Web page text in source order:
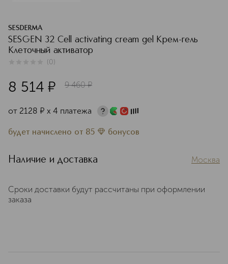
SESDERMA
SESGEN 32 Cell activating cream gel Крем-гель
Клеточный активатор
(0)
8 514 ¤ 9 460 ¤
от 2128 ¤ х 4 платежа
будет начислено от 85 бонусов
Наличие и доставка Москва
Сроки доставки будут рассчитаны при оформлении
заказа